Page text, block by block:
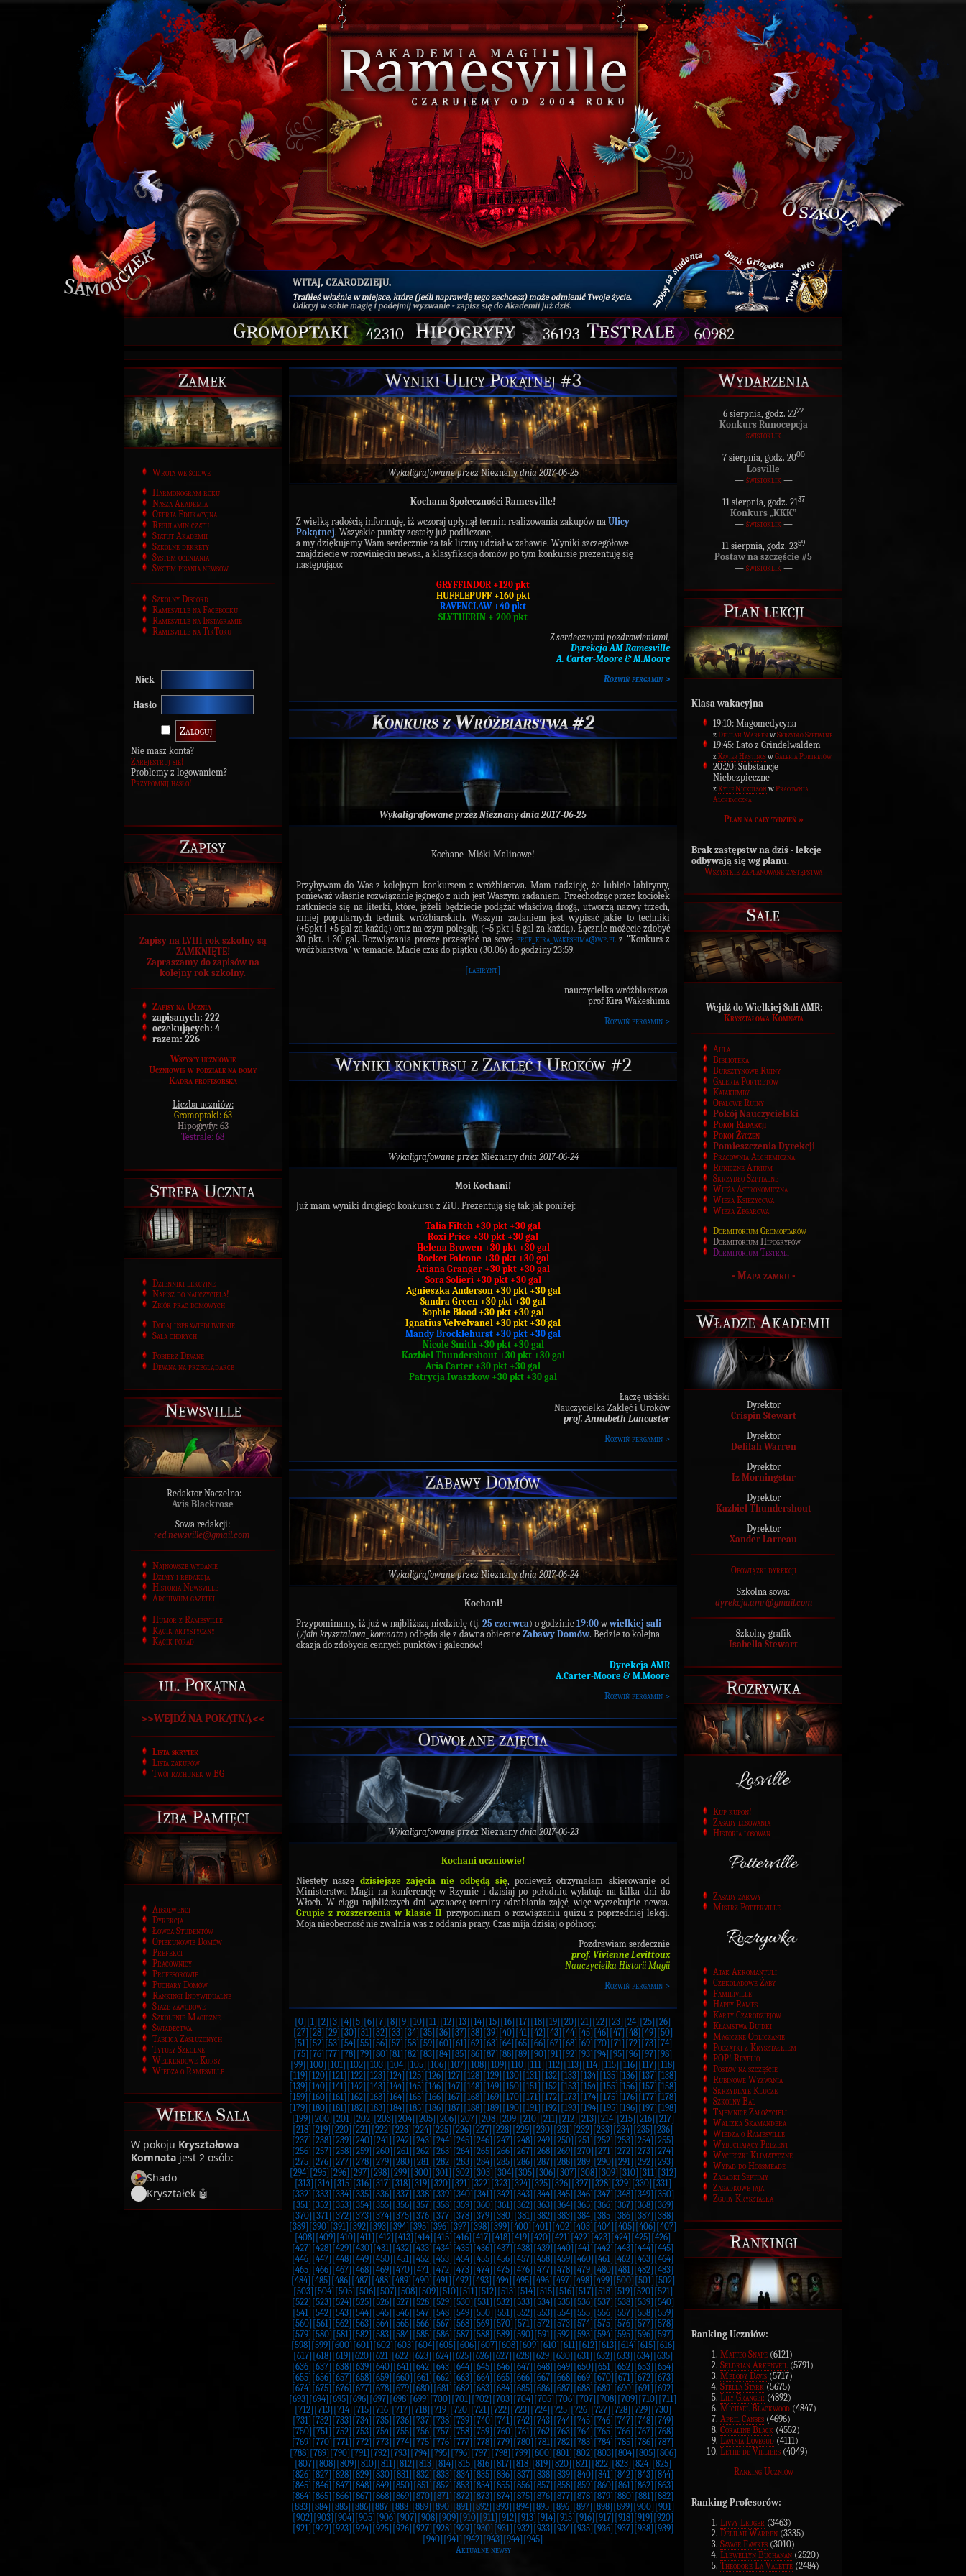
42310 36193 60982
Zamek
Wrota wejściowe
Harmonogram roku
Nasza Akademia
Oferta Edukacyjna
Regulamin czatu
Statut Akademii
Szkolne dekrety
System oceniania
System pisania newsów
Szkolny Discord
Ramesville na Facebooku
Ramesville na Instagramie
Ramesville na TikToku
Nick
Hasło
Nie masz konta?
Zarejestruj się!
Problemy z logowaniem?
Przypomnij hasło!
Zapisy
Zapisy na LVIII rok szkolny są
ZAMKNIĘTE!
Zapraszamy do zapisów na
kolejny rok szkolny.
Zapisy na Ucznia
zapisanych: 222
oczekujących: 4
razem: 226
Wszyscy uczniowie
Uczniowie w podziale na domy
Kadra profesorska
Liczba uczniów:
Gromoptaki: 63
Hipogryfy: 63
Testrale: 68
Strefa Ucznia
Dzienniki lekcyjne
Napisz do nauczyciela!
Zbiór prac domowych
Dodaj usprawiedliwienie
Sala chorych
Pobierz Devanę
Devana na przeglądarce
Newsville
Redaktor Naczelna:
Avis Blackrose
Sowa redakcji:
red.newsville@gmail.com
Najnowsze wydanie
Działy i redakcja
Historia Newsville
Archiwum gazetki
Humor z Ramesville
Kącik artystyczny
Kącik porad
ul. Pokątna
>>WEJDŹ NA POKĄTNĄ<<
Lista skrytek
Lista zakupów
Twój rachunek w BG
Izba Pamięci
Absolwenci
Dyrekcja
Łowca Studentów
Opiekunowie Domów
Prefekci
Pracownicy
Profesorowie
Puchary Domów
Rankingi Indywidualne
Staże zawodowe
Szkolenie Magiczne
Świadectwa
Tablica Zasłużonych
Tytuły Szkolne
Weekendowe Kursy
Wiedza o Ramesville
Wielka Sala
W pokoju Kryształowa
Komnata jest 2 osób:
Shado
Kryształek 🤖
Wyniki Ulicy Pokątnej #3
Wykaligrafowane przez Nieznanydnia 2017-06-25
Kochana Społeczności Ramesville!
Z wielką radością informuję, iż wczoraj upłynął termin realizowania zakupów na Ulicy
Pokątnej. Wszyskie punkty zostały już podliczone,
a my dziękujemy Wam serdecznie za tak liczny udział w zabawie. Wyniki szczegółowe
znajdziecie w rozwinięciu newsa, a klasyfikacja domów po tym konkursie prezentuję się
następująco:
GRYFFINDOR +120 pkt
HUFFLEPUFF +160 pkt
RAVENCLAW +40 pkt
SLYTHERIN + 200 pkt
Z serdecznymi pozdrowieniami,
Dyrekcja AM Ramesville
A. Carter-Moore & M.Moore
Rozwiń pergamin >
Konkurs z Wróżbiarstwa #2
Wykaligrafowane przez Nieznanydnia 2017-06-25
Kochane Miśki Malinowe!
Przybywam do Was z kolejnym konkursem z wróżbiastwa. Mam nadzieję, że lubicie labirynty,
ponieważ właśnie rozwiązanie jegnego z nich jest Waszym zadaniem. Przechodząc przez kociołek
natkniecie się na literki, które, jeżeli będziecie podążać właściwą drogą, utworzą nazwy trzech,
mniej popularnych technik wróżbiarskich. Waszym zadaniem jest wypisać jakie to techniki
(+5pkt i +5 gal za każdą) oraz na czym polegają (+5 pkt i 5 gal za każdą). Łącznie możecie zdobyć
30 pkt. i 30 gal. Rozwiązania proszę przesyłać na sowę prof_kira_wakeshima@wp.plz "Konkurs z
wróżbiarstwa" w temacie. Macie czas do piątku (30.06) do godziny 23:59.
[labirynt]
nauczycielka wróżbiarstwa
prof Kira Wakeshima
Rozwiń pergamin >
Wyniki konkursu z Zaklęć i Uroków #2
Wykaligrafowane przez Nieznanydnia 2017-06-24
Moi Kochani!
Już mam wyniki drugiego konkursu z ZiU. Prezentują się tak jak poniżej:
Talia Filtch +30 pkt +30 gal
Roxi Price +30 pkt +30 gal
Helena Browen +30 pkt +30 gal
Rocket Falcone +30 pkt +30 gal
Ariana Granger +30 pkt +30 gal
Sora Solieri +30 pkt +30 gal
Agnieszka Anderson +30 pkt +30 gal
Sandra Green +30 pkt +30 gal
Sophie Blood +30 pkt +30 gal
Ignatius Velvelvanel +30 pkt +30 gal
Mandy Brocklehurst +30 pkt +30 gal
Nicole Smith +30 pkt +30 gal
Kazbiel Thundershout +30 pkt +30 gal
Aria Carter +30 pkt +30 gal
Patrycja Iwaszkow +30 pkt +30 gal
Łączę uściski
Nauczycielka Zaklęć i Uroków
prof. Annabeth Lancaster
Rozwiń pergamin >
Zabawy Domów
Wykaligrafowane przez Nieznanydnia 2017-06-24
Kochani!
Przypominamy, iż już w najbliższą niedzielę (tj. 25 czerwca) o godzinie 19:00 wwielkiej sali
(/join krysztalowa_komnata) odbędą się z dawna obiecane Zabawy Domów. Będzie to kolejna
okazja do zdobycia cennych punktów i galeonów!
Dyrekcja AMR
A.Carter-Moore & M.Moore
Rozwiń pergamin >
Odwołane zajęcia
Wykaligrafowane przez Nieznanydnia 2017-06-23
Kochani uczniowie!
Niestety nasze dzisiejsze zajęcia nie odbędą się, ponieważ otrzymałam skierowanie od
Ministerstwa Magii na konferencję w Rzymie i dzisiaj po południu wylatuje na kilka dni do
Włoch. W ciągu najbliższych dni wyznaczę terminy odrabiania zajęć, więc wyczekujcie newsa.
Grupie z rozszerzenia w klasie II przypominam o rozwiązaniu quizu z poprzedniej lekcji.
Moja nieobecność nie zwalnia was z oddania pracy. Czas mija dzisiaj o północy.
Pozdrawiam serdecznie
prof. Vivienne Levittoux
Nauczycielka Historii Magii
Rozwiń pergamin >
[0] [1] [2] [3] [4] [5] [6] [7] [8] [9] [10] [11] [12] [13] [14] [15] [16] [17] [18] [19] [20] [21] [22] [23] [24] [25] [26]
[27] [28] [29] [30] [31] [32] [33] [34] [35] [36] [37] [38] [39] [40] [41] [42] [43] [44] [45] [46] [47] [48] [49] [50]
[51] [52] [53] [54] [55] [56] [57] [58] [59] [60] [61] [62] [63] [64] [65] [66] [67] [68] [69] [70] [71] [72] [73] [74]
[75] [76] [77] [78] [79] [80] [81] [82] [83] [84] [85] [86] [87] [88] [89] [90] [91] [92] [93] [94] [95] [96] [97] [98]
[99] [100] [101] [102] [103] [104] [105] [106] [107] [108] [109] [110] [111] [112] [113] [114] [115] [116] [117] [118]
[119] [120] [121] [122] [123] [124] [125] [126] [127] [128] [129] [130] [131] [132] [133] [134] [135] [136] [137] [138]
[139] [140] [141] [142] [143] [144] [145] [146] [147] [148] [149] [150] [151] [152] [153] [154] [155] [156] [157] [158]
[159] [160] [161] [162] [163] [164] [165] [166] [167] [168] [169] [170] [171] [172] [173] [174] [175] [176] [177] [178]
[179] [180] [181] [182] [183] [184] [185] [186] [187] [188] [189] [190] [191] [192] [193] [194] [195] [196] [197] [198]
[199] [200] [201] [202] [203] [204] [205] [206] [207] [208] [209] [210] [211] [212] [213] [214] [215] [216] [217]
[218] [219] [220] [221] [222] [223] [224] [225] [226] [227] [228] [229] [230] [231] [232] [233] [234] [235] [236]
[237] [238] [239] [240] [241] [242] [243] [244] [245] [246] [247] [248] [249] [250] [251] [252] [253] [254] [255]
[256] [257] [258] [259] [260] [261] [262] [263] [264] [265] [266] [267] [268] [269] [270] [271] [272] [273] [274]
[275] [276] [277] [278] [279] [280] [281] [282] [283] [284] [285] [286] [287] [288] [289] [290] [291] [292] [293]
[294] [295] [296] [297] [298] [299] [300] [301] [302] [303] [304] [305] [306] [307] [308] [309] [310] [311] [312]
[313] [314] [315] [316] [317] [318] [319] [320] [321] [322] [323] [324] [325] [326] [327] [328] [329] [330] [331]
[332] [333] [334] [335] [336] [337] [338] [339] [340] [341] [342] [343] [344] [345] [346] [347] [348] [349] [350]
[351] [352] [353] [354] [355] [356] [357] [358] [359] [360] [361] [362] [363] [364] [365] [366] [367] [368] [369]
[370] [371] [372] [373] [374] [375] [376] [377] [378] [379] [380] [381] [382] [383] [384] [385] [386] [387] [388]
[389] [390] [391] [392] [393] [394] [395] [396] [397] [398] [399] [400] [401] [402] [403] [404] [405] [406] [407]
[408] [409] [410] [411] [412] [413] [414] [415] [416] [417] [418] [419] [420] [421] [422] [423] [424] [425] [426]
[427] [428] [429] [430] [431] [432] [433] [434] [435] [436] [437] [438] [439] [440] [441] [442] [443] [444] [445]
[446] [447] [448] [449] [450] [451] [452] [453] [454] [455] [456] [457] [458] [459] [460] [461] [462] [463] [464]
[465] [466] [467] [468] [469] [470] [471] [472] [473] [474] [475] [476] [477] [478] [479] [480] [481] [482] [483]
[484] [485] [486] [487] [488] [489] [490] [491] [492] [493] [494] [495] [496] [497] [498] [499] [500] [501] [502]
[503] [504] [505] [506] [507] [508] [509] [510] [511] [512] [513] [514] [515] [516] [517] [518] [519] [520] [521]
[522] [523] [524] [525] [526] [527] [528] [529] [530] [531] [532] [533] [534] [535] [536] [537] [538] [539] [540]
[541] [542] [543] [544] [545] [546] [547] [548] [549] [550] [551] [552] [553] [554] [555] [556] [557] [558] [559]
[560] [561] [562] [563] [564] [565] [566] [567] [568] [569] [570] [571] [572] [573] [574] [575] [576] [577] [578]
[579] [580] [581] [582] [583] [584] [585] [586] [587] [588] [589] [590] [591] [592] [593] [594] [595] [596] [597]
[598] [599] [600] [601] [602] [603] [604] [605] [606] [607] [608] [609] [610] [611] [612] [613] [614] [615] [616]
[617] [618] [619] [620] [621] [622] [623] [624] [625] [626] [627] [628] [629] [630] [631] [632] [633] [634] [635]
[636] [637] [638] [639] [640] [641] [642] [643] [644] [645] [646] [647] [648] [649] [650] [651] [652] [653] [654]
[655] [656] [657] [658] [659] [660] [661] [662] [663] [664] [665] [666] [667] [668] [669] [670] [671] [672] [673]
[674] [675] [676] [677] [678] [679] [680] [681] [682] [683] [684] [685] [686] [687] [688] [689] [690] [691] [692]
[693] [694] [695] [696] [697] [698] [699] [700] [701] [702] [703] [704] [705] [706] [707] [708] [709] [710] [711]
[712] [713] [714] [715] [716] [717] [718] [719] [720] [721] [722] [723] [724] [725] [726] [727] [728] [729] [730]
[731] [732] [733] [734] [735] [736] [737] [738] [739] [740] [741] [742] [743] [744] [745] [746] [747] [748] [749]
[750] [751] [752] [753] [754] [755] [756] [757] [758] [759] [760] [761] [762] [763] [764] [765] [766] [767] [768]
[769] [770] [771] [772] [773] [774] [775] [776] [777] [778] [779] [780] [781] [782] [783] [784] [785] [786] [787]
[788] [789] [790] [791] [792] [793] [794] [795] [796] [797] [798] [799] [800] [801] [802] [803] [804] [805] [806]
[807] [808] [809] [810] [811] [812] [813] [814] [815] [816] [817] [818] [819] [820] [821] [822] [823] [824] [825]
[826] [827] [828] [829] [830] [831] [832] [833] [834] [835] [836] [837] [838] [839] [840] [841] [842] [843] [844]
[845] [846] [847] [848] [849] [850] [851] [852] [853] [854] [855] [856] [857] [858] [859] [860] [861] [862] [863]
[864] [865] [866] [867] [868] [869] [870] [871] [872] [873] [874] [875] [876] [877] [878] [879] [880] [881] [882]
[883] [884] [885] [886] [887] [888] [889] [890] [891] [892] [893] [894] [895] [896] [897] [898] [899] [900] [901]
[902] [903] [904] [905] [906] [907] [908] [909] [910] [911] [912] [913] [914] [915] [916] [917] [918] [919] [920]
[921] [922] [923] [924] [925] [926] [927] [928] [929] [930] [931] [932] [933] [934] [935] [936] [937] [938] [939]
[940] [941] [942] [943] [944] [945]
Aktualne newsy
Wydarzenia
6 sierpnia, godz. 2222
Konkurs Runocepcja
— świstoklik—
7 sierpnia, godz. 2000
Losville
— świstoklik —
11 sierpnia, godz. 2137
Konkurs „KKK”
— świstoklik —
11 sierpnia, godz. 2359
Postaw na szczęście #5
— świstoklik—
Plan lekcji
Klasa wakacyjna
19:10: Magomedycyna
zDelilah Warren wSkrzydło Szpitalne
19:45: Lato z Grindelwaldem
zXavier HastingswGaleria Portretów
20:20: Substancje
Niebezpieczne
zKylie Nickolson wPracownia
Alchemiczna
Plan na cały tydzień »
Brak zastępstw na dziś - lekcje
odbywają się wg planu.
Wszystkie zaplanowane zastępstwa
Sale
Wejdź do Wielkiej Sali AMR:
Kryształowa Komnata
Aula
Biblioteka
Bursztynowe Ruiny
Galeria Portretów
Katakumby
Opalowe Ruiny
Pokój Nauczycielski
Pokój Redakcji
Pokój Życzeń
Pomieszczenia Dyrekcji
Pracownia Alchemiczna
Runiczne Atrium
Skrzydło Szpitalne
Wieża Astronomiczna
Wieża Księżycowa
Wieża Zegarowa
Dormitorium Gromoptaków
Dormitorium Hipogryfów
Dormitorium Testrali
- Mapa zamku-
Władze Akademii
Dyrektor
Crispin Stewart
Dyrektor
Delilah Warren
Dyrektor
Iz Morningstar
Dyrektor
Kazbiel Thundershout
Dyrektor
Xander Larreau
Obowiązki dyrekcji
Szkolna sowa:
dyrekcja.amr@gmail.com
Szkolny grafik
Isabella Stewart
Rozrywka
Kup kupon!
Zasady losowania
Historia losowań
Zasady zabawy
Mistrz Potterville
Atak Akromantuli
Czekoladowe Żaby
Familiville
Happy Rames
Karty Czarodziejów
Kłamstwa Bujdki
Magiczne Odliczanie
Początki z Kryształkiem
POP! Revelio
Postaw na szczęście
Rubinowe Wyzwania
Skrzydlate Klucze
Szkolny Bal
Tajemnice Założycieli
Walizka Skamandera
Wiedza o Ramesville
Wybuchający Prezent
Wycieczki Klimatyczne
Wypad do Hogsmeade
Zagadki Septimy
Zagadkowe jaja
Zguby Kryształka
Rankingi
Ranking Uczniów:
Matteo Snape (6121)
Seldrian Arkenveil (5791)
Melody Davis (5717)
Stella Stark (5675)
Lily Granger (4892)
Michael Blackwood (4847)
April Canses (4696)
Coraline Black (4552)
Lavinia Lovegud (4111)
Lethe de Villiers (4049)
Ranking Uczniów
Ranking Profesorów:
Livvy Ledger (3463)
Delilah Warren (3335)
Savage Fawkes (3010)
Llewellyn Buchanan (2520)
Theodore La Valette (2484)